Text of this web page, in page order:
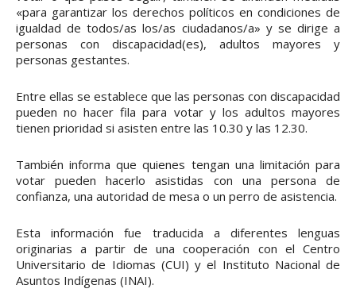
«para garantizar los derechos políticos en condiciones de
igualdad de todos/as los/as ciudadanos/a» y se dirige a
personas con discapacidad(es), adultos mayores y
personas gestantes.
Entre ellas se establece que las personas con discapacidad
pueden no hacer fila para votar y los adultos mayores
tienen prioridad si asisten entre las 10.30 y las 12.30.
También informa que quienes tengan una limitación para
votar pueden hacerlo asistidas con una persona de
confianza, una autoridad de mesa o un perro de asistencia.
Esta información fue traducida a diferentes lenguas
originarias a partir de una cooperación con el Centro
Universitario de Idiomas (CUI) y el Instituto Nacional de
Asuntos Indígenas (INAI).